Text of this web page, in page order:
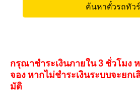
กรุณาชำระเงินภายใน 3 ชั่วโมง
จอง หากไม่ชำระเงินระบบจะยก
มัติ